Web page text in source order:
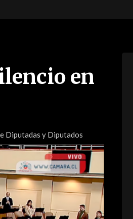
en
Diputadas y Diputados